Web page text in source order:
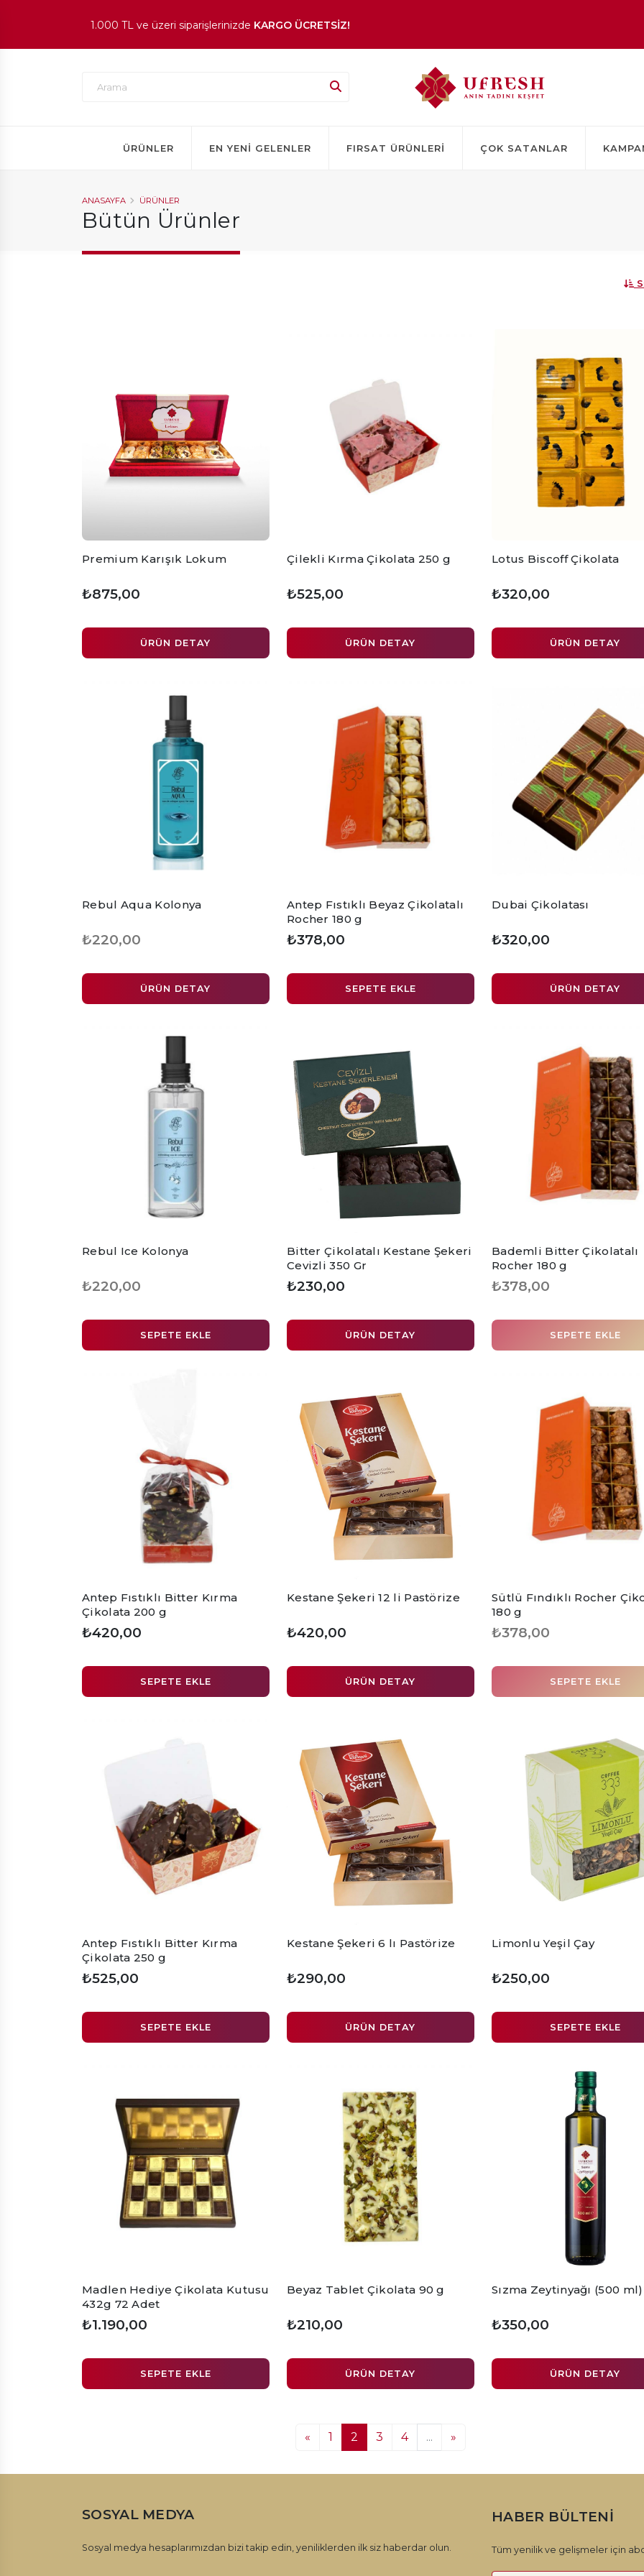
1.000 TL ve üzeri siparişlerinizde KARGO ÜCRETSİZ!
En beğenilen ürünlerdeİNDİRİMfırsatı!
ÜRÜNLER EN YENI GELENLER FIRSAT ÜRÜNLERI ÇOK SATANLAR
ANASAYFA ÜRÜNLER
Bütün Ürünler
Premium Karışık Lokum
₺875,00
ÜRÜN DETAY
Çilekli Kırma Çikolata 250 g
₺525,00
ÜRÜN DETAY
Lotus Biscoff Çikolata
₺320,00
ÜRÜN DETAY
Rebul Aqua Kolonya
₺220,00
ÜRÜN DETAY
Antep Fıstıklı Beyaz Çikolatalı
Rocher 180 g
₺378,00
SEPETE EKLE
Dubai Çikolatası
₺320,00
ÜRÜN DETAY
Rebul Ice Kolonya
₺220,00
SEPETE EKLE
Bitter Çikolatalı Kestane Şekeri
Cevizli 350 Gr
₺230,00
ÜRÜN DETAY
Bademli Bitter Çikolatalı
Rocher 180 g
₺378,00
SEPETE EKLE
Antep Fıstıklı Bitter Kırma
Çikolata 200 g
₺420,00
SEPETE EKLE
Kestane Şekeri 12 li Pastörize
₺420,00
ÜRÜN DETAY
Sütlü Fındıklı Rocher
180 g
₺378,00
SEPETE EKLE
Antep Fıstıklı Bitter Kırma
Çikolata 250 g
₺525,00
SEPETE EKLE
Kestane Şekeri 6 lı Pastörize
₺290,00
ÜRÜN DETAY
Limonlu Yeşil Çay
₺250,00
SEPETE EKLE
Madlen Hediye Çikolata Kutusu
432g 72 Adet
₺1.190,00
SEPETE EKLE
Beyaz Tablet Çikolata 90 g
₺210,00
ÜRÜN DETAY
Sızma Zeytinyağı (500 ml)
₺350,00
ÜRÜN DETAY
« 1 2 3 4 ... »
SOSYAL MEDYA
Sosyal medya hesaplarımızdan bizi takip edin, yeniliklerden ilk siz haberdar olun.
HABER BÜLTENI
Tüm yenilik ve gelişmeler için